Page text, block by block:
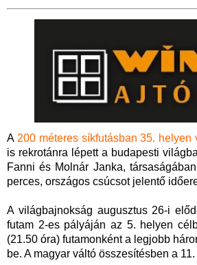
A 200 méteres síkfutásban 35. helyen
is rekrotánra lépett a budapesti
Fanni és Molnár Janka,
perces, országos csúcsot jelentő
A világbajnokság augusztus 26-i
futam 2-es pályáján az 5. helyen
(21.50 óra) futamonként a legjobb
be. A magyar váltó összesítésben a